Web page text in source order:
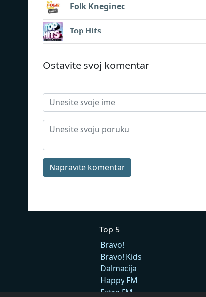
Folk Kneginec
Top Hits
Ostavite svoj komentar
Napravite komentar
Top 5
Bravo!
Bravo! Kids
Dalmacija
Happy FM
Extra FM